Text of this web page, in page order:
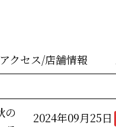
アクセス/店舗情報
2024年09月25日